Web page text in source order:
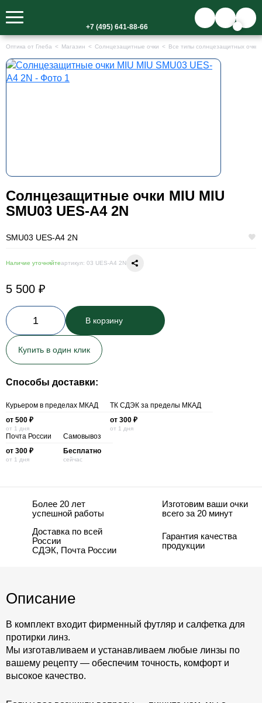
+7 (495) 641-88-66
Оптика от Глеба Магазин Солнцезащитные очки Все типы солнцезащитных очков
Солнцезащитные очки MIU MIU
SMU03 UES-A4 2N
SMU03 UES-A4 2N
Наличие уточняйтеартикул: 03 UES-A4 2N
5 500 ₽
1 В корзину
Купить в один клик
Способы доставки:
Курьером в пределах МКАД
от 500 ₽
от 1 дня
ТК СДЭК за пределы МКАД
от 300 ₽
от 1 дня
Почта России
от 300 ₽
от 1 дня
Самовывоз
Бесплатно
сейчас
Более 20 лет
успешной работы
Изготовим ваши очки
всего за 20 минут
Доставка по всей
России
СДЭК, Почта России
Гарантия качества
продукции
Описание
В комплект входит фирменный футляр и салфетка для
протирки линз.
Мы изготавливаем и устанавливаем любые линзы по
вашему рецепту — обеспечим точность, комфорт и
высокое качество.